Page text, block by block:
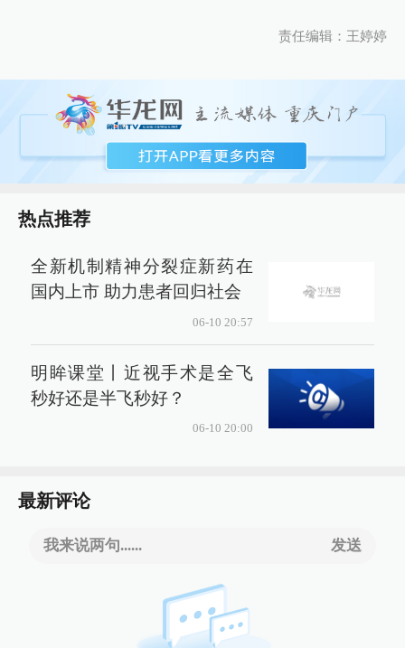
责任编辑：王婷婷
热点推荐
全新机制精神分裂症新药在
国内上市 助力患者回归社会
06-10 20:57
明眸课堂丨近视手术是全飞
秒好还是半飞秒好？
06-10 20:00
最新评论
我来说两句...... 发送